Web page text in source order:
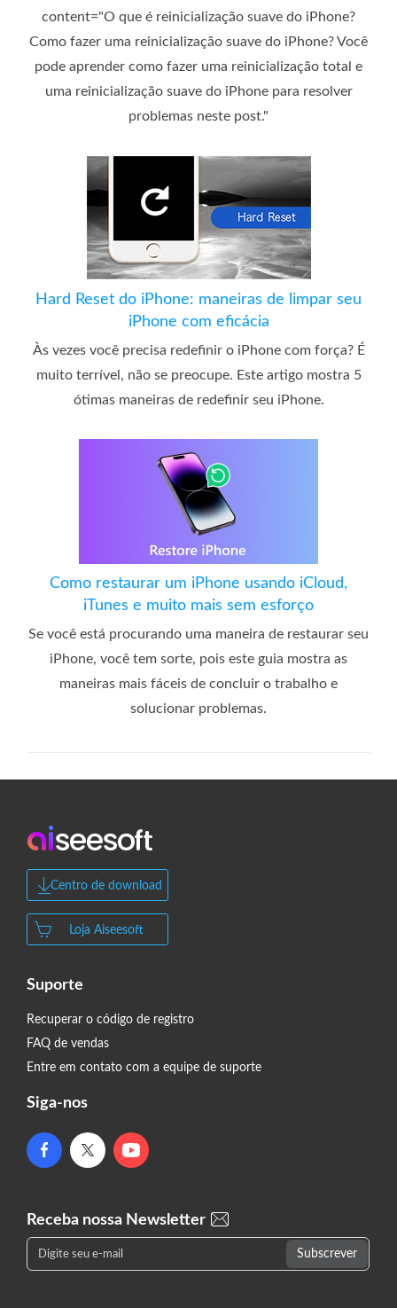
content="O que é reinicialização suave do iPhone?
Como fazer uma reinicialização suave do iPhone? Você
pode aprender como fazer uma reinicialização total e
uma reinicialização suave do iPhone para resolver
problemas neste post."
Hard Reset do iPhone: maneiras de limpar seu
iPhone com eficácia
Às vezes você precisa redefinir o iPhone com força? É
muito terrível, não se preocupe. Este artigo mostra 5
ótimas maneiras de redefinir seu iPhone.
Como restaurar um iPhone usando iCloud,
iTunes e muito mais sem esforço
Se você está procurando uma maneira de restaurar seu
iPhone, você tem sorte, pois este guia mostra as
maneiras mais fáceis de concluir o trabalho e
solucionar problemas.
Centro de download
Loja Aiseesoft
Suporte
Recuperar o código de registro
FAQ de vendas
Entre em contato com a equipe de suporte
Siga-nos
Receba nossa Newsletter